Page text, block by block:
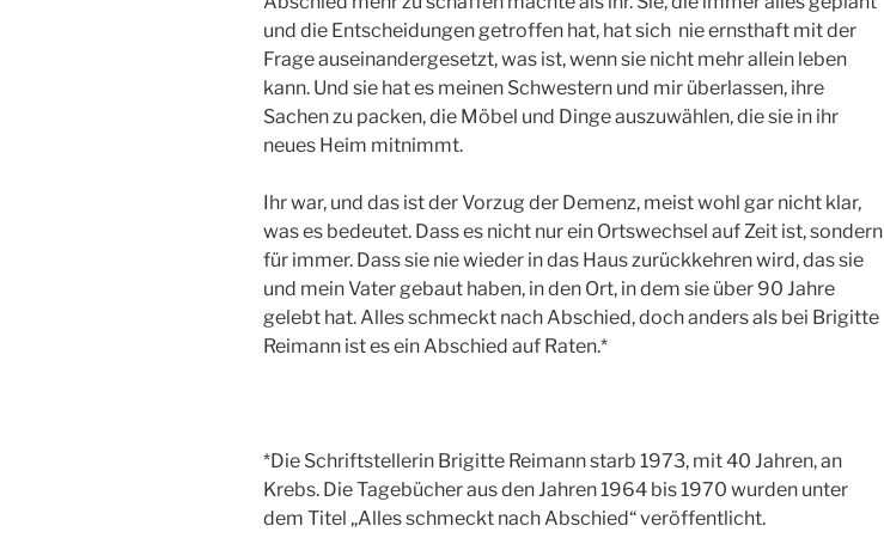
und die Entscheidungen getroffen hat, hat sich nie ernsthaft mit der
Frage auseinandergesetzt, was ist, wenn sie nicht mehr allein leben
kann. Und sie hat es meinen Schwestern und mir überlassen, ihre
Sachen zu packen, die Möbel und Dinge auszuwählen, die sie in ihr
neues Heim mitnimmt.
Ihr war, und das ist der Vorzug der Demenz, meist wohl gar nicht klar,
was es bedeutet. Dass es nicht nur ein Ortswechsel auf Zeit ist, sondern
für immer. Dass sie nie wieder in das Haus zurückkehren wird, das sie
und mein Vater gebaut haben, in den Ort, in dem sie über 90 Jahre
gelebt hat. Alles schmeckt nach Abschied, doch anders als bei Brigitte
Reimann ist es ein Abschied auf Raten.*
*Die Schriftstellerin Brigitte Reimann starb 1973, mit 40 Jahren, an
Krebs. Die Tagebücher aus den Jahren 1964 bis 1970 wurden unter
dem Titel „Alles schmeckt nach Abschied“ veröffentlicht.